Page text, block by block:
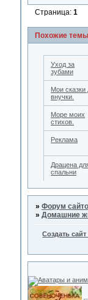
Страница: 1
Похожие темы
Уход за
зубами
Мои сказки
внучки.
Море моих
стихов.
Реклама
Драцена
спальни
» Форум
» Домашние
Создать